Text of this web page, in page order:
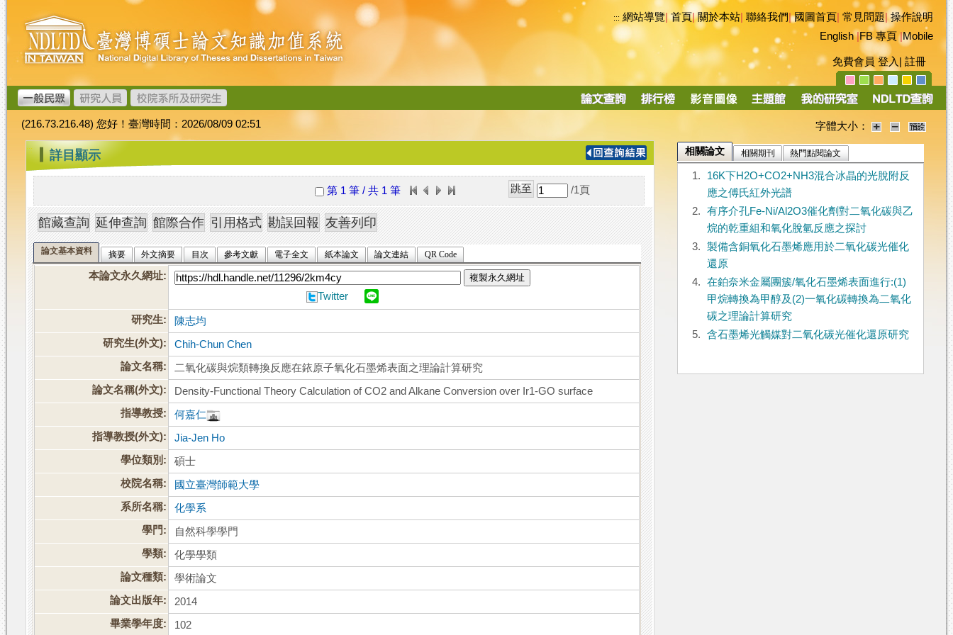
跳
到
主
要
內
容
臺
灣
博
碩
士
論
文
加
值
系
統
::: 網站導覽|首頁|關於本站 聯絡我們|國圖首頁 常見問題|操作說明
English|FB 專頁|Mobile
免費會員 登入 註冊
導
(216.73.216.48) 您好！臺灣時間：2026/08/09 02:51 字體大小：
::: 詳目顯示
第 1 筆 / 共 1 筆 /1 頁
論文基本資料 摘要 外文摘要 目次 參考文獻 電子全文 紙本論文 論文連結 QR Code
本論文永久網址: 複製永久網址
Twitter
研究生:
陳志均
研究生(外文):
Chih-Chun Chen
論文名稱:
二氧化碳與烷類轉換反應在銥原子氧化石墨烯表面之理論計算研究
論文名稱(外文):
Density-Functional Theory Calculation of CO2 and Alkane Conversion over Ir1-GO surface
指導教授:
何嘉仁
指導教授(外文):
Jia-Jen Ho
學位類別:
碩士
校院名稱:
國立臺灣師範大學
系所名稱:
化學系
學門:
自然科學學門
學類:
化學學類
論文種類:
學術論文
論文出版年:
2014
畢業學年度:
102
相關論文 相關期刊 熱門點閱論文
1.
16K下H2O+CO2+NH3混合冰晶的光脫附反
應之傅氏紅外光譜
2.
有序介孔Fe-Ni/Al2O3催化劑對二氧化碳與乙
烷的乾重組和氧化脫氫反應之探討
3.
製備含銅氧化石墨烯應用於二氧化碳光催化
還原
4.
在鉑奈米金屬團簇/氧化石墨烯表面進行:(1)
甲烷轉換為甲醇及(2)一氧化碳轉換為二氧化
碳之理論計算研究
5.
含石墨烯光觸媒對二氧化碳光催化還原研究